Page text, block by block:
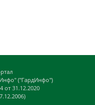
("ГардИнфо")
31.12.2020